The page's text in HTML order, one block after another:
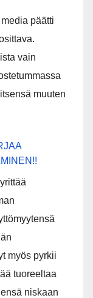
päätti
vain
muuten
myös pyrkii
tuoreeltaa
niskaan